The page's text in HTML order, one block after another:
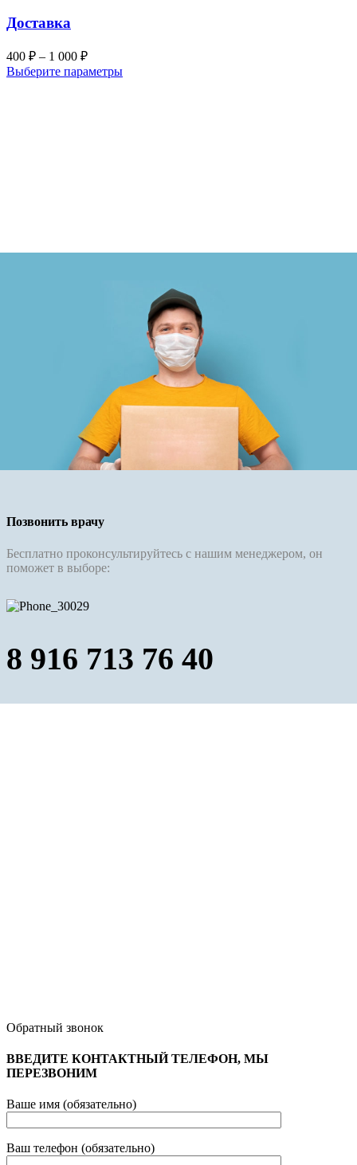
Доставка
400 ₽ – 1 000 ₽
Выберите параметры
Позвонить врачу
Бесплатно проконсультируйтесь с нашим менеджером, он
поможет в выборе:
8 916 713 76 40
Обратный звонок
ВВЕДИТЕ КОНТАКТНЫЙ ТЕЛЕФОН, МЫ
ПЕРЕЗВОНИМ
Ваше имя (обязательно)
Ваш телефон (обязательно)